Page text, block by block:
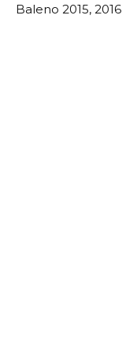
Baleno 2015, 2016